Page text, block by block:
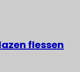
flessen